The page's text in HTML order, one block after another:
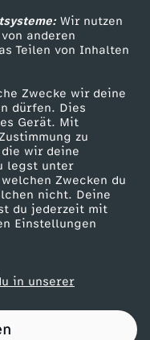
Wir nutzen
anderen
Teilen von Inhalten
Zwecke wir deine
dürfen. Dies
Gerät. Mit
zu
wir deine
legst unter
Zwecken du
nicht. Deine
du jederzeit mit
Einstellungen
in unserer